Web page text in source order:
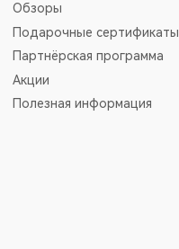
Обзоры
Подарочные сертификаты
Партнёрская программа
Акции
Полезная информация